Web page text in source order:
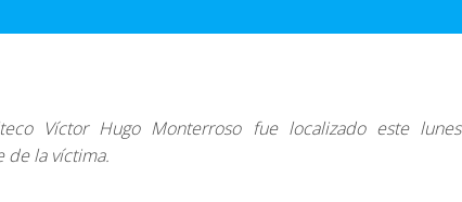
Víctor Hugo Monterroso fue localizado este lunes
de la víctima.